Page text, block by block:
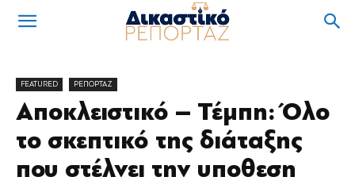
FEATURED ΡΕΠΟΡΤΑΖ
Αποκλειστικό – Τέμπη: Όλο
το σκεπτικό της διάταξης
που στέλνει την υποθεση